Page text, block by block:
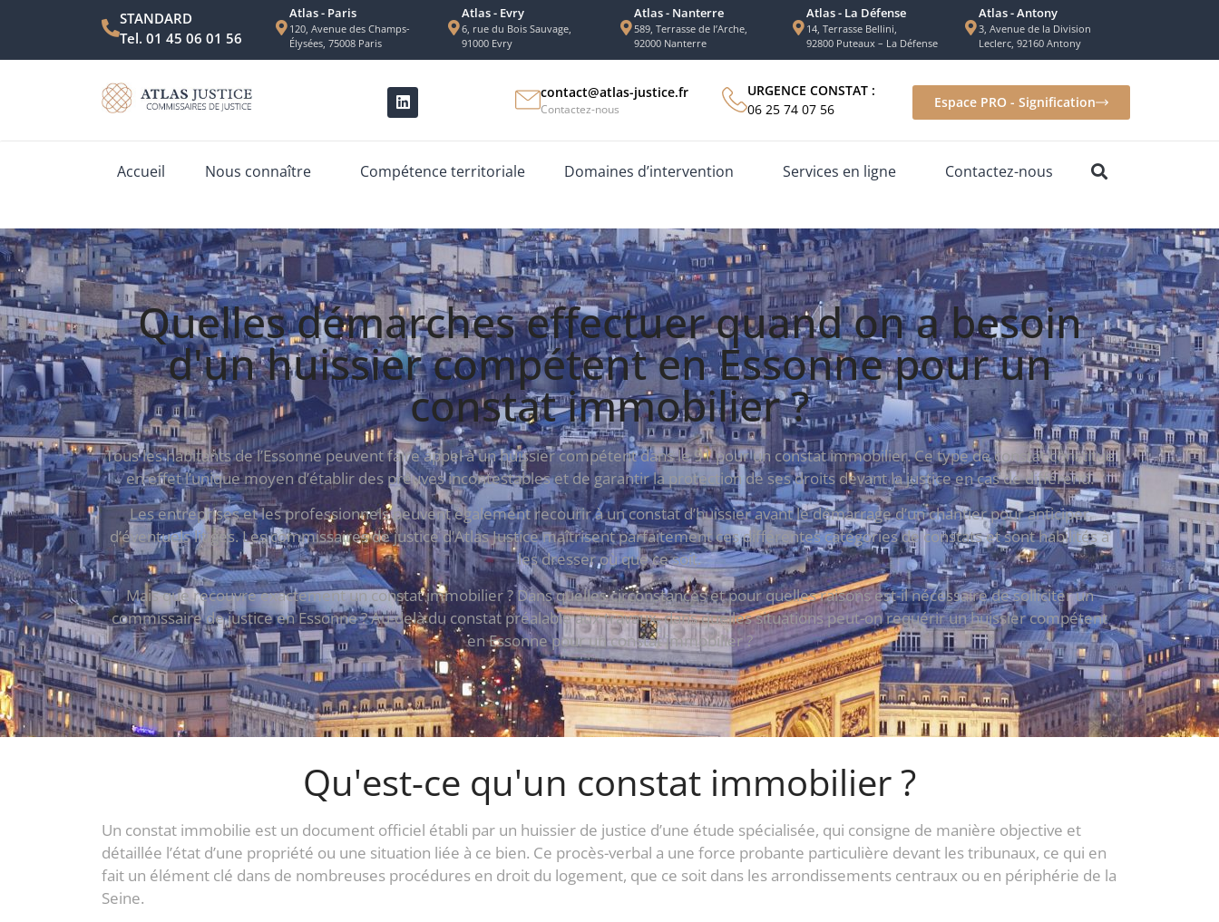
STANDARD
Tel. 01 45 06 01 56
Atlas - Paris
120, Avenue des Champs-
Élysées, 75008 Paris
Atlas - Evry
6, rue du Bois Sauvage,
91000 Evry
Atlas - Nanterre
589, Terrasse de l’Arche,
92000 Nanterre
Atlas - La Défense
14, Terrasse Bellini,
92800 Puteaux – La Défense
Atlas - Antony
3, Avenue de la Division
Leclerc, 92160 Antony
contact@atlas-justice.fr
Contactez-nous
URGENCE CONSTAT :
06 25 74 07 56
Espace PRO - Signification
Accueil Nous connaître Compétence territoriale Domaines d’intervention Services en ligne Contactez-nous
Quelles démarches effectuer quand on a besoin
d'un huissier compétent en Essonne pour un
constat immobilier ?
Tous les habitants de l’Essonne peuvent faire appel à un huissier compétent dans le 91 pour un constat immobilier. Ce type de constat constitue
en effet l’unique moyen d’établir des preuves incontestables et de garantir la protection de ses droits devant la justice en cas de différend.
Les entreprises et les professionnels peuvent également recourir à un constat d’huissier avant le démarrage d’un chantier pour anticiper
d’éventuels litiges. Les commissaires de justice d’Atlas Justice maîtrisent parfaitement ces différentes catégories de constats et sont habilités à
les dresser où que ce soit.
Mais que recouvre exactement un constat immobilier ? Dans quelles circonstances et pour quelles raisons est-il nécessaire de solliciter un
commissaire de justice en Essonne ? Au-delà du constat préalable aux travaux, dans quelles situations peut-on requérir un huissier compétent
en Essonne pour un constat immobilier ?
Qu'est-ce qu'un constat immobilier ?
Un constat immobilie est un document officiel établi par un huissier de justice d’une étude spécialisée, qui consigne de manière objective et
détaillée l’état d’une propriété ou une situation liée à ce bien. Ce procès-verbal a une force probante particulière devant les tribunaux, ce qui en
fait un élément clé dans de nombreuses procédures en droit du logement, que ce soit dans les arrondissements centraux ou en périphérie de la
Seine.